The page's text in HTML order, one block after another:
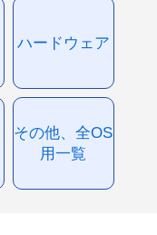
ハードウェア
その他、全OS
用一覧